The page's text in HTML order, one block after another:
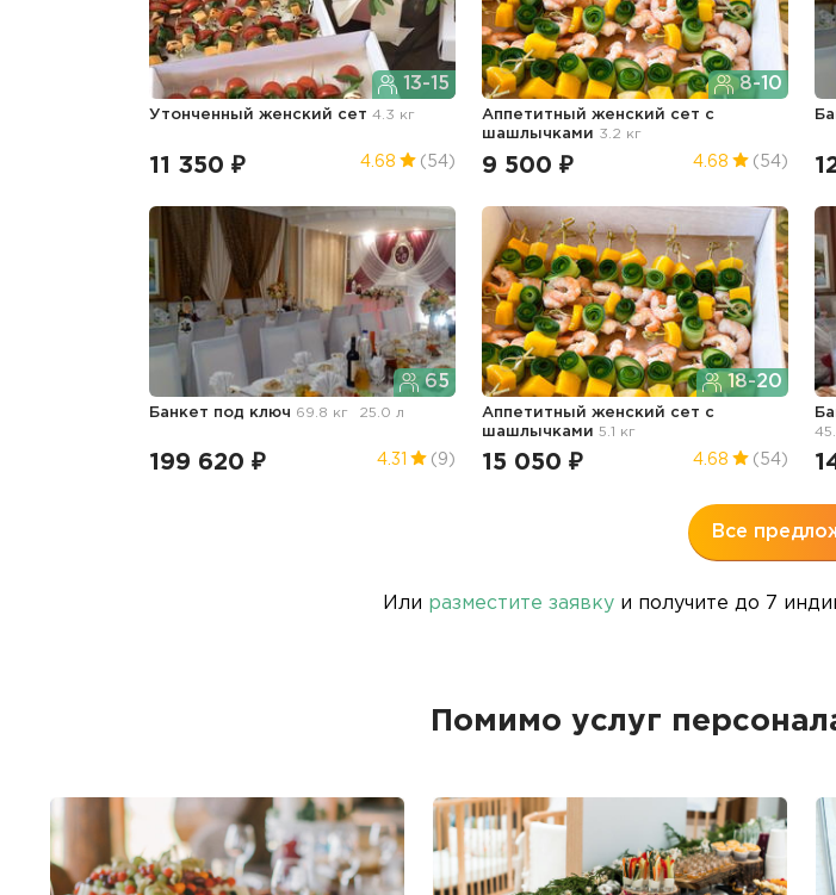
13-15
Утонченный женский сет4.3 кг
11 350 ₽ 4.68 (54)
8-10
Аппетитный женский сет с
шашлычками 3.2 кг
9 500 ₽ 4.68 (54)
65
Банкет под ключ 69.8 кг 25.0 л
199 620 ₽ 4.31 (9)
18-20
Аппетитный женский сет с
шашлычками5.1 кг
15 050 ₽ 4.68 (54)
Все
Или разместите заявку и получите до 7
Помимо услуг